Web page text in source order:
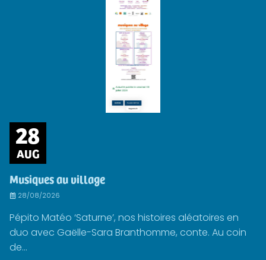
28
AUG
Musiques au village
28/08/2026
Pépito Matéo ‘Saturne’, nos histoires aléatoires en
duo avec Gaëlle-Sara Branthomme, conte. Au coin
de...